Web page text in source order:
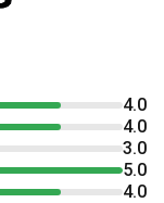
4.0
4.0
3.0
5.0
4.0